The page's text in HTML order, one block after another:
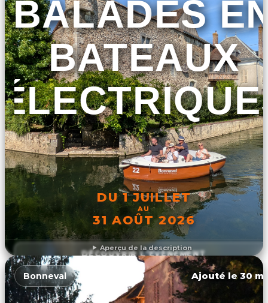
Aperçu de la description
BALADES
BATEAUX
DU 1 JUILLET
AU
31 AOÛT 2026
DÉCOUVRIR L'ÉVÉNEMENT
Bonneval Ajouté le 30